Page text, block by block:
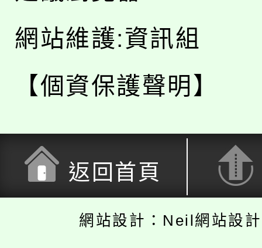
網站維護:資訊組
【個資保護聲明】
返回首頁
網站設計：Neil網站設